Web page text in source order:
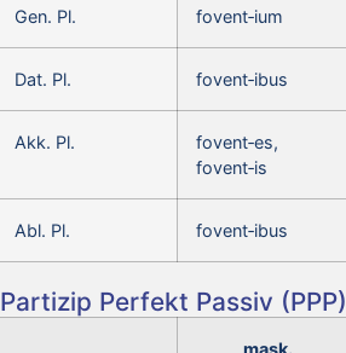
Gen. Pl. fovent‑ium
Dat. Pl. fovent‑ibus
Akk. Pl.
fovent‑es,
fovent‑is
Abl. Pl. fovent‑ibus
Partizip Perfekt Passiv (PPP)
mask.